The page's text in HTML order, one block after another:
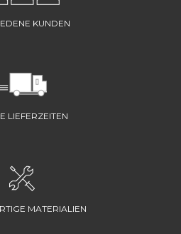
KUNDEN
LIEFERZEITEN
MATERIALIEN